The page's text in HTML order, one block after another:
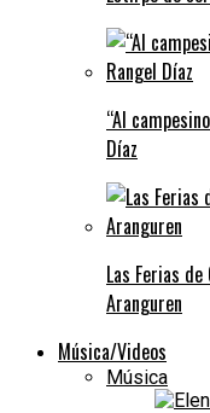
“Al
Díaz
Las Ferias
Aranguren
Música/Videos
Música